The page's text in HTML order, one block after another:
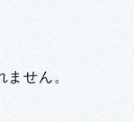
ません。